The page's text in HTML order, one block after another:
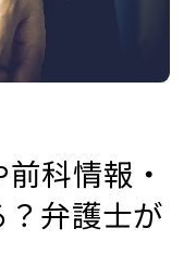
科情報・
弁護士が